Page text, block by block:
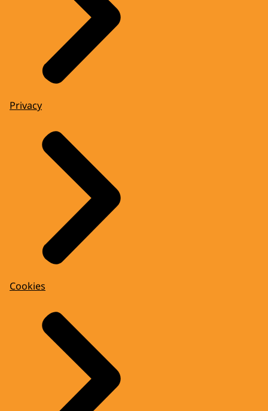
Privacy
Cookies